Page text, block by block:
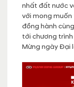
nhất đất nước
với mong muốn
đồng hành
tới chương
Mừng ngày Đại